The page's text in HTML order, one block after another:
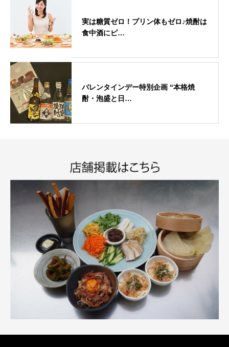
実は糖質ゼロ！プリン体もゼロ♪焼酎は
食中酒にピ…
バレンタインデー特別企画 “本格焼
酎・泡盛と日…